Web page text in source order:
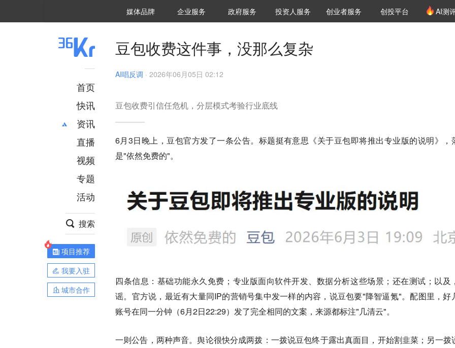
媒体品牌 36Kr研究院
企业服务 城市之窗
政府服务 VClub投资机构库
投资机构职位推介
投资人服务 创投氪堂
创业者服务 创投平台 AI测
首页
快讯
资讯
推荐
财经
项目推荐
安徽
直播
视频
专题
活动
搜索
项目推荐
我要入驻
城市合作
豆包收费这件事，没那么复杂
AI唱反调 · 2026年06月05日 02:12
豆包收费引信任危机，分层模式考验行业底线
6月3日晚上，豆包官方发了一条公告。标题挺有意思《关于豆包即将推出专业版的说明》，
是"依然免费的"。
四条信息：基础功能永久免费；专业版面向软件开发、数据分析这些场景；还在测试；以及
谣。官方说，最近有大量同IP的营销号集中发一样的内容，说豆包要"降智逼氪"。配图里，好
账号在同一分钟（6月2日22:29）发了完全相同的文案，来源都标注"几清云"。
一则公告，两种声音。舆论很快分成两拨：一拨说豆包终于露出真面目，开始割韭菜；另一拨